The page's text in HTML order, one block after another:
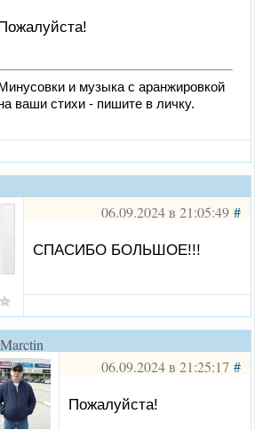
и музыка с аранжировкой
ваши стихи - пишите в личку.
06.09.2024 в 21:05:49#
СПАСИБО БОЛЬШОЕ!!!
06.09.2024 в 21:25:17#
Пожалуйста!